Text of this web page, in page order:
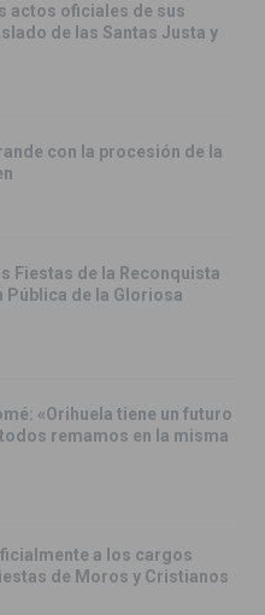
actos oficiales de sus
de las Santas Justa y
con la procesión de la
Fiestas de la Reconquista
Pública de la Gloriosa
«Orihuela tiene un futuro
remamos en la misma
a los cargos
de Moros y Cristianos